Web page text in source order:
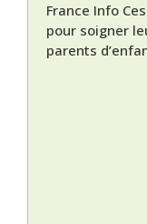
France Info
pour soigner
parents